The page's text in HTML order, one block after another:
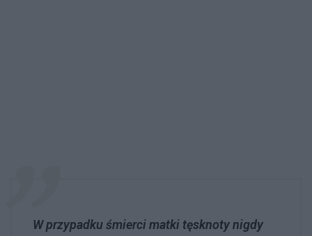
W przypadku śmierci matki tęsknoty nigdy